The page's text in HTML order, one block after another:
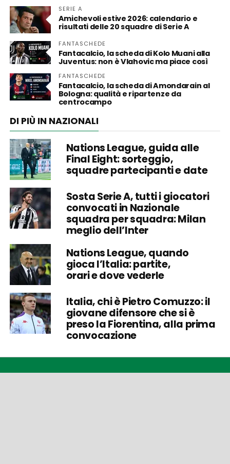
SERIE A
Amichevoli estive 2026: calendario e
risultati delle 20 squadre di Serie A
FANTASCHEDE
Fantacalcio, la scheda di Kolo Muani alla
Juventus: non è Vlahovic ma piace così
FANTASCHEDE
Fantacalcio, la scheda di Amondarain al
Bologna: qualità e ripartenze da
centrocampo
DI PIÙ IN NAZIONALI
Nations League, guida alle
Final Eight: sorteggio,
squadre partecipanti e date
Sosta Serie A, tutti i giocatori
convocati in Nazionale
squadra per squadra: Milan
meglio dell’Inter
Nations League, quando
gioca l’Italia: partite,
orari e dove vederle
Italia, chi è Pietro Comuzzo: il
giovane difensore che si è
preso la Fiorentina, alla prima
convocazione